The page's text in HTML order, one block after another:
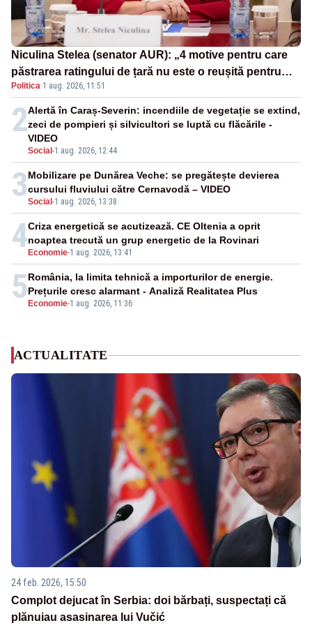
Niculina Stelea (senator AUR): „4 motive pentru care
păstrarea ratingului de țară nu este o reușită pentru
Guvernul Bolojan”
Politica·1 aug. 2026, 11:51
2
Social -1 aug. 2026, 12:44
Alertă în Caraș-Severin: incendiile de vegetație se extind,
zeci de pompieri și silvicultori se luptă cu flăcările -
VIDEO
3Social -1 aug. 2026, 13:38
Mobilizare pe Dunărea Veche: se pregătește devierea
cursului fluviului către Cernavodă – VIDEO
4 Economie-1 aug. 2026, 13:41
Criza energetică se acutizează. CE Oltenia a oprit
noaptea trecută un grup energetic de la Rovinari
5 Economie-1 aug. 2026, 11:36
România, la limita tehnică a importurilor de energie.
Prețurile cresc alarmant - Analiză Realitatea Plus
ACTUALITATE
24 feb. 2026, 15:50
Complot dejucat în Serbia: doi bărbați, suspectați că
plănuiau asasinarea lui Vučić